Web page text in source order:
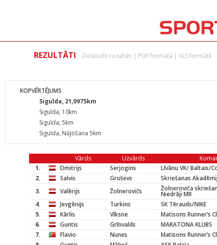
REZULTĀTI Detalizēti rezultāti | PDF formātā | XLS formātā
KOPVĒRTĒJUMS
Sigulda, 21,0975km
Sigulda, 10km
Sigulda, 5km
Sigulda, Nūjošana 5km
Vārds Uzvārds
1.
Dmitrijs Serjogins
Līvānu VK/ Baltais/
2.
Salvis Gruševs
Skriešanas
3.
Valērijs Žolnerovičs Žolneroviča
Niedrāji MR
4.
Jevgēnijs Turkins
SK Tērauds/NIKE
5.
Kārlis Vīksne
Matisons Runner’s
6.
Guntis Grīnvalds
MARATONA KLUBS
7.
Flavio Nunes
Matisons Runner’s